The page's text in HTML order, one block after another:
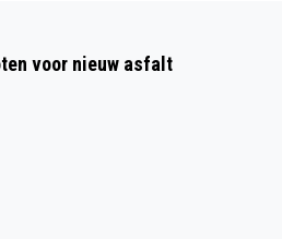
voor nieuw asfalt